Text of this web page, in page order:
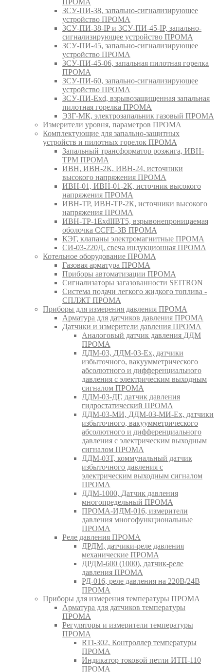
ПРОМА
ЗСУ-ПИ-38, запально-сигнализирующее
устройство ПРОМА
ЗСУ-ПИ-38-IP и ЗСУ-ПИ-45-IP, запально-
сигнализирующее устройство ПРОМА
ЗСУ-ПИ-45, запально-сигнализирующее
устройство ПРОМА
ЗСУ-ПИ-45-06, запальная пилотная горелка
ПРОМА
ЗСУ-ПИ-60, запально-сигнализирующее
устройство ПРОМА
ЗСУ-ПИ-Exd, взрывозащищенная запальная
пилотная горелка ПРОМА
ЭЗГ-МК, электрозапальник газовый ПРОМА
Измерители уровня, параметров ПРОМА
Комплектующие для запально-защитных
устройств и пилотных горелок ПРОМА
Запальный трансформатор розжига, ИВН-
ТРМ ПРОМА
ИВН, ИВН-2К, ИВН-24, источники
высокого напряжения ПРОМА
ИВН-01, ИВН-01-2К, источник высокого
напряжения ПРОМА
ИВН-ТР, ИВН-ТР-2К, источники высокого
напряжения ПРОМА
ИВН-ТР-1ExdIIBT5, взрывонепроницаемая
оболочка CCFE-3B ПРОМА
КЭГ, клапаны электромагнитные ПРОМА
СИ-03-220Д, свеча индукционная ПРОМА
Котельное оборудование ПРОМА
Газовая арматура ПРОМА
Приборы автоматизации ПРОМА
Сигнализаторы загазованности SEITRON
Система подачи легкого жидкого топлива -
СПЛЖТ ПРОМА
Приборы для измерения давления ПРОМА
Арматура для датчиков давления ПРОМА
Датчики и измерители давления ПРОМА
Аналоговый датчик давления ДДМ
ПРОМА
ДДМ-03, ДДМ-03-Ех, датчики
избыточного, вакуумметрического
абсолютного и дифференциального
давления с электрическим выходным
сигналом ПРОМА
ДДМ-03-ДГ, датчик давления
гидростатический ПРОМА
ДДМ-03-МИ, ДДМ-03-МИ-Ех, датчики
избыточного, вакуумметрического
абсолютного и дифференциального
давления с электрическим выходным
сигналом ПРОМА
ДДМ-03Т, коммунальный датчик
избыточного давления с
электрическим выходным сигналом
ПРОМА
ДДМ-1000, Датчик давления
многопредельный ПРОМА
ПРОМА-ИДМ-016, измерители
давления многофункциональные
ПРОМА
Реле давления ПРОМА
ДРДМ, датчики-реле давления
механические ПРОМА
ДРДМ-600 (1000), датчик-реле
давления ПРОМА
РД-016, реле давления на 220В/24В
ПРОМА
Приборы для измерения температуры ПРОМА
Арматура для датчиков температуры
ПРОМА
Регуляторы и измерители температуры
ПРОМА
RTI-302, Контроллер температуры
ПРОМА
Индикатор токовой петли ИТП-110
ПРОМА